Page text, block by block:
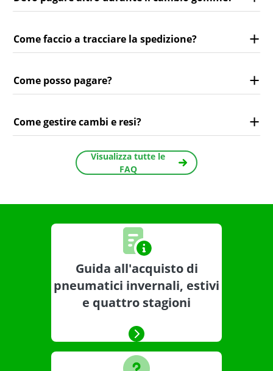
Come faccio a tracciare la spedizione?
Come posso pagare?
Come gestire cambi e resi?
Visualizza tutte le
FAQ
Guida all'acquisto di
pneumatici invernali, estivi
e quattro stagioni